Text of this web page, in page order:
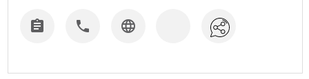
  